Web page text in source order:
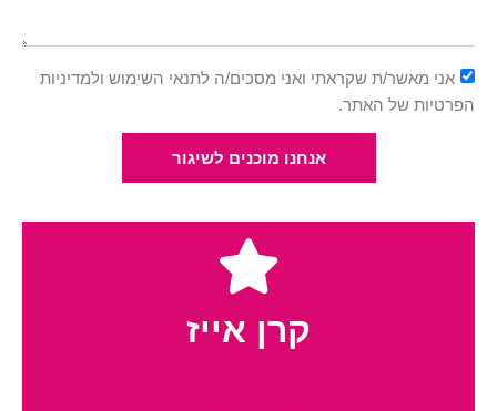
אני מאשר/ת שקראתי ואני מסכים/ה לתנאי השימוש ולמדיניות
הפרטיות של האתר.
אנחנו מוכנים לשיגור
קרן אייז